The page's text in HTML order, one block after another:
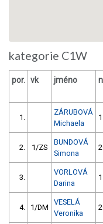
kategorie C1W
por. vk jméno
1.
ZÁRUBOVÁ
Michaela
2. 1/ZS
BUNDOVÁ
Simona
3.
VORLOVÁ
Darina
4. 1/DM
VESELÁ
Veronika